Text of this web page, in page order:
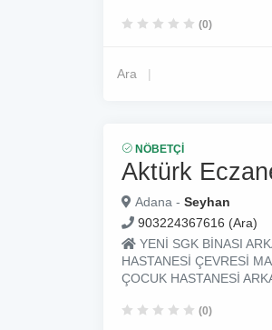
(0)
Ara
NÖBETÇI
Aktürk
Adana - Seyhan
903224367616 (Ara)
YENİ SGK BİNASI
HASTANESİ ÇEVRESİ
ÇOCUK HASTANESİ
(0)